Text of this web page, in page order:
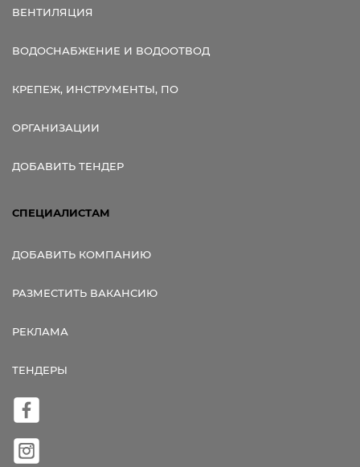
ВЕНТИЛЯЦИЯ
ВОДОСНАБЖЕНИЕ И ВОДООТВОД
КРЕПЕЖ, ИНСТРУМЕНТЫ, ПО
ОРГАНИЗАЦИИ
ДОБАВИТЬ ТЕНДЕР
СПЕЦИАЛИСТАМ
ДОБАВИТЬ КОМПАНИЮ
РАЗМЕСТИТЬ ВАКАНСИЮ
РЕКЛАМА
ТЕНДЕРЫ